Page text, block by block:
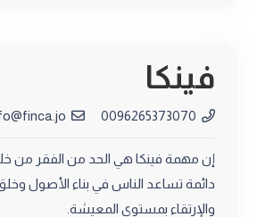
فينكا
0096265373070
إن مهمة فينكا هي الحد من الفقر من
دائمة تساعد الناس في بناء الأصول
والإرتقاء بمستوى المعيشة.